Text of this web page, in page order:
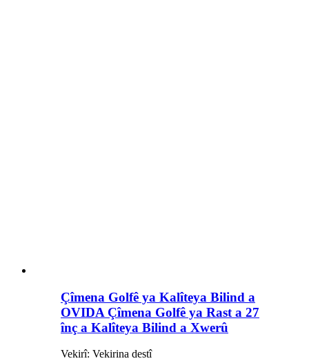
Çîmena Golfê ya Kalîteya Bilind a
OVIDA Çîmena Golfê ya Rast a 27
înç a Kalîteya Bilind a Xwerû
Vekirî: Vekirina destî